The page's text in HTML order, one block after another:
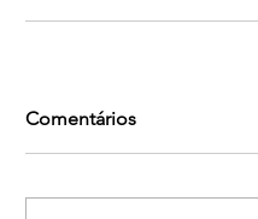
Comentários